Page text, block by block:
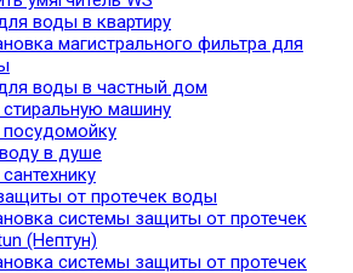
воды в квартиру
магистрального фильтра для
воды в частный дом
машину
в душе
от протечек воды
системы защиты от протечек
(Нептун)
системы защиты от протечек